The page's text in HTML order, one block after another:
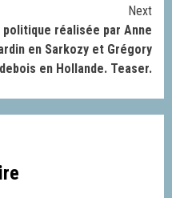
Next
politique réalisée par Anne
en Sarkozy et Grégory
en Hollande. Teaser.